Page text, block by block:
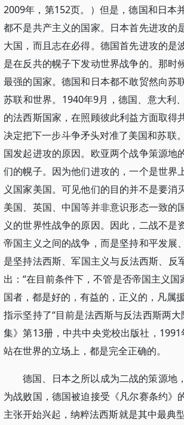
2009年，第152页。）但是，德国和日本
都不是共产主义的国家。日本首先进攻的
大国，而且志在必得。德国首先进攻的
是在反共的幌子下发动世界战争的。那
最强的国家。德国和日本都不敢贸然向苏
苏联和世界。1940年9月，德国、意大利
的法西斯国家，在照顾彼此利益方面取
决定把下一步斗争矛头对准了美国和苏联
国发起进攻的原因。欧亚两个战争策源
们的幌子。因为他们进攻的，一个是世界
义国家美国。可见他们的目的并不是要消
美国、英国、中国等并非意识形态一致
义的世界性战争的原因。因此，二战不
帝国主义之间的战争，而是坚持和平发展
是坚持法西斯、军国主义与反法西斯、
出：“在目前条件下，不管是否帝国主义
国者，都是好的，有益的，正义的，凡属
指示坚持了“目前是法西斯与反法西斯两
集》第13册，中共中央党校出版社，
站在世界的立场上，都是完全正确的。
德国、日本之所以成为二战的策源地
为战败国，德国被迫接受《凡尔赛条约》
主张开始兴起，纳粹法西斯就是其中最典